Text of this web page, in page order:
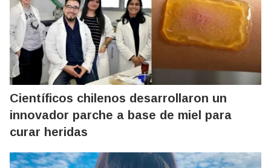
Científicos chilenos desarrollaron un
innovador parche a base de miel para
curar heridas